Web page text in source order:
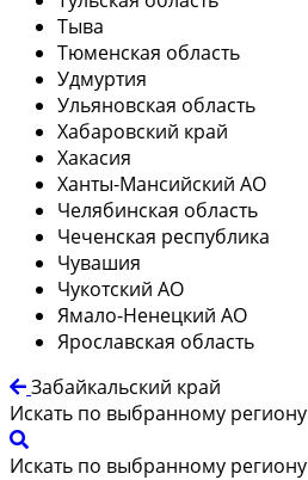
Тыва
Тюменская область
Удмуртия
Ульяновская область
Хабаровский край
Хакасия
Ханты-Мансийский АО
Челябинская область
Чеченская республика
Чувашия
Чукотский АО
Ямало-Ненецкий АО
Ярославская область
Забайкальский край
Искать по выбранному региону
Искать по выбранному региону